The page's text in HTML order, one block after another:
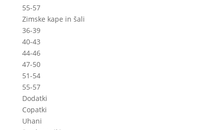
55-57
Zimske kape in šali
36-39
40-43
44-46
47-50
51-54
55-57
Dodatki
Copatki
Uhani